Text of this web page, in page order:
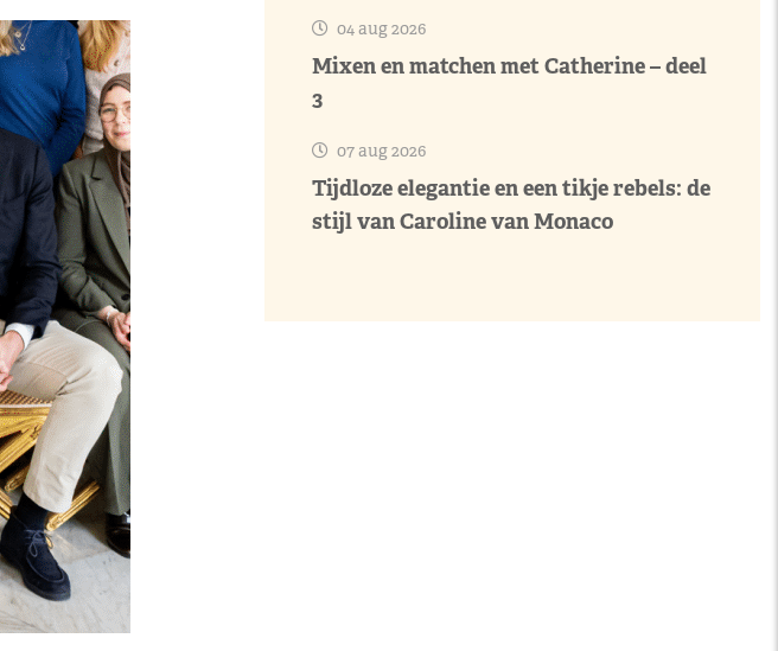
04 aug 2026
Mixen en matchen met Catherine – deel
3
07 aug 2026
Tijdloze elegantie en een tikje rebels: de
stijl van Caroline van Monaco